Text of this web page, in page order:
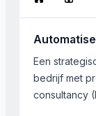
software
aangelegd
aan […]
Een
bedrijf met
consultancy